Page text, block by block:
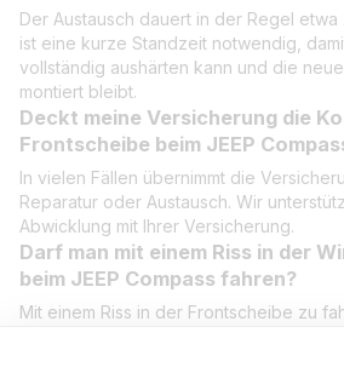
Der Austausch dauert in der Regel etwa
ist eine kurze Standzeit notwendig,
vollständig aushärten kann und die
montiert bleibt.
Deckt meine Versicherung die
Frontscheibe beim JEEP
In vielen Fällen übernimmt die
Reparatur oder Austausch. Wir
Abwicklung mit Ihrer Versicherung.
Darf man mit einem Riss in der
beim JEEP Compass fahren?
Mit einem Riss in der Frontscheibe zu